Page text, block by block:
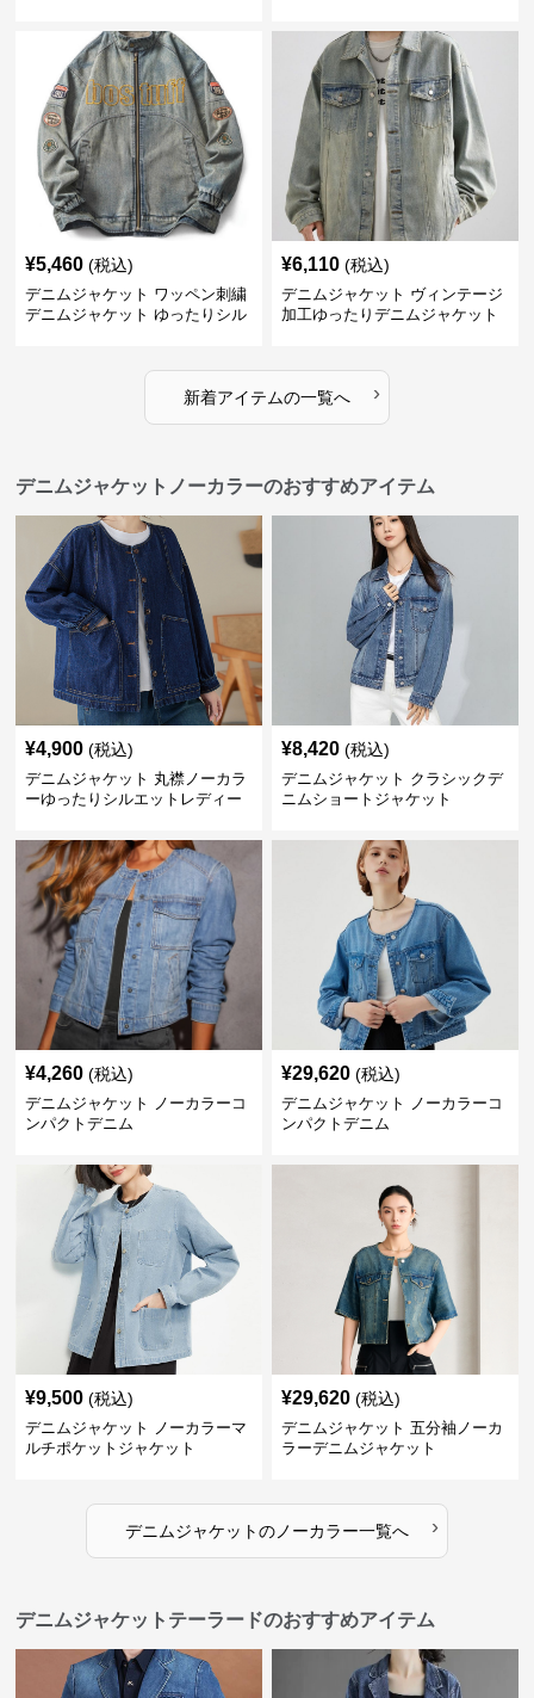
¥5,460 (税込)
デニムジャケット ワッペン刺繍
デニムジャケット ゆったりシル
¥6,110 (税込)
デニムジャケット ヴィンテージ
加工ゆったりデニムジャケット
新着アイテムの一覧へ ›
デニムジャケットノーカラーのおすすめアイテム
¥4,900 (税込)
デニムジャケット 丸襟ノーカラ
ーゆったりシルエットレディー
¥8,420 (税込)
デニムジャケット クラシックデ
ニムショートジャケット
¥4,260 (税込)
デニムジャケット ノーカラーコ
ンパクトデニム
¥29,620 (税込)
デニムジャケット ノーカラーコ
ンパクトデニム
¥9,500 (税込)
デニムジャケット ノーカラーマ
ルチポケットジャケット
¥29,620 (税込)
デニムジャケット 五分袖ノーカ
ラーデニムジャケット
デニムジャケットのノーカラー一覧へ ›
デニムジャケットテーラードのおすすめアイテム